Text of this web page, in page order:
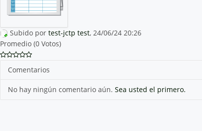
Subido por test-jctp test, 24/06/24 20:26
Promedio (0 Votos)
Comentarios
No hay ningún comentario aún. Sea usted el primero.